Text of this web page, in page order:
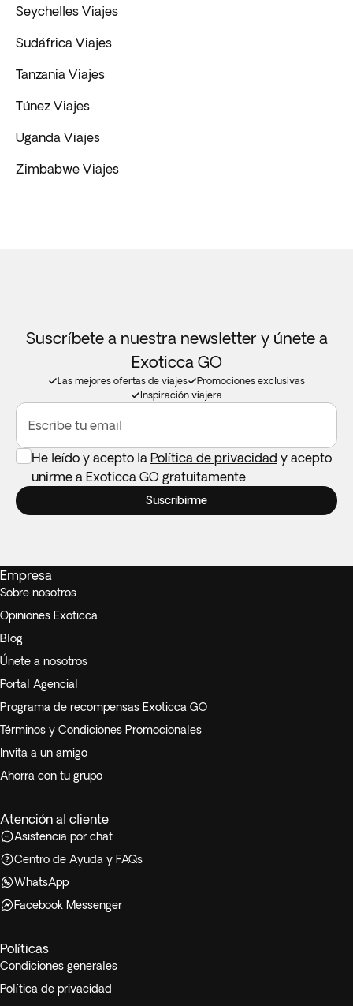
Seychelles Viajes
Sudáfrica Viajes
Tanzania Viajes
Túnez Viajes
Uganda Viajes
Zimbabwe Viajes
Suscríbete a nuestra newsletter y únete a
Exoticca GO
Las mejores ofertas de viajes
Promociones exclusivas
Inspiración viajera
Escribe tu email
He leído y acepto la Política de privacidad y acepto
unirme a Exoticca GO gratuitamente
Suscribirme
Empresa
Sobre nosotros
Opiniones Exoticca
Blog
Únete a nosotros
Portal Agencial
Programa de recompensas Exoticca GO
Términos y Condiciones Promocionales
Invita a un amigo
Ahorra con tu grupo
Atención al cliente
Asistencia por chat
Centro de Ayuda y FAQs
WhatsApp
Facebook Messenger
Políticas
Condiciones generales
Política de privacidad